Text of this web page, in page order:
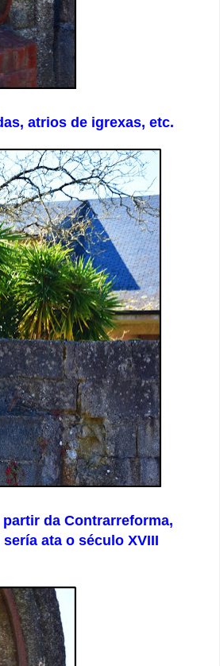
atrios de igrexas, etc.
da Contrarreforma,
ata o século XVIII